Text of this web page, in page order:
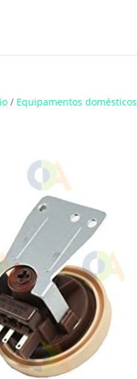
/ Equipamentos domésticos